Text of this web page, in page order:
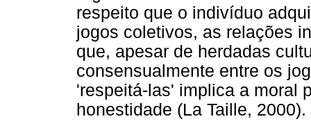
respeito que o indivíduo
jogos coletivos, as relações
que, apesar de herdadas
consensualmente entre os
'respeitá-las' implica a moral
honestidade (La Taille, 2000).